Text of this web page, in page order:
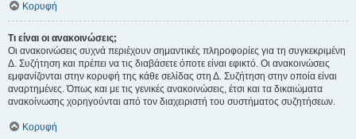
Κορυφή
Τι είναι οι ανακοινώσεις;
Οι ανακοινώσεις συχνά περιέχουν σημαντικές πληροφορίες για τη συγκεκριμένη
Δ. Συζήτηση και πρέπει να τις διαβάσετε όποτε είναι εφικτό. Οι ανακοινώσεις
εμφανίζονται στην κορυφή της κάθε σελίδας στη Δ. Συζήτηση στην οποία είναι
αναρτημένες. Όπως και με τις γενικές ανακοινώσεις, έτσι και τα δικαιώματα
ανακοίνωσης χορηγούνται από τον διαχειριστή του συστήματος συζητήσεων.
Κορυφή